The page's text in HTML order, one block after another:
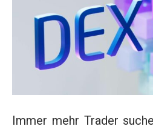
Immer mehr Trader